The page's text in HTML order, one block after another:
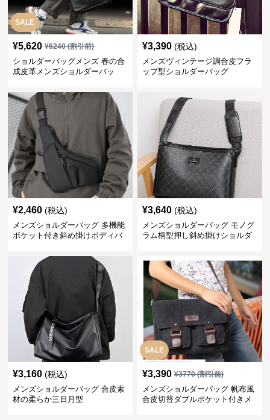
SALE
¥5,620 ¥6240(割引前)
ショルダーバッグメンズ 春の合
成皮革メンズショルダーバッ
¥3,390 (税込)
メンズヴィンテージ調合皮フラ
ップ型ショルダーバッグ
¥2,460 (税込)
メンズショルダーバッグ 多機能
ポケット付き斜め掛けボディバ
¥3,640 (税込)
メンズショルダーバッグ モノグ
ラム柄型押し斜め掛けショルダ
¥3,160 (税込)
メンズショルダーバッグ 合皮素
材の柔らか三日月型
SALE
¥3,390 ¥3770(割引前)
メンズショルダーバッグ 帆布風
合皮切替ダブルポケット付きメ